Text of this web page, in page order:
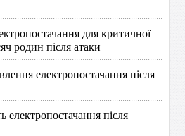
для критичної
родин після атаки
електропостачання після
після